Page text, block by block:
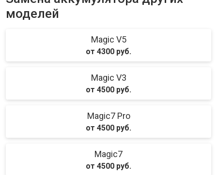
моделей
Magic V5
от 4300 руб.
Magic V3
от 4500 руб.
Magic7 Pro
от 4500 руб.
Magic7
от 4500 руб.